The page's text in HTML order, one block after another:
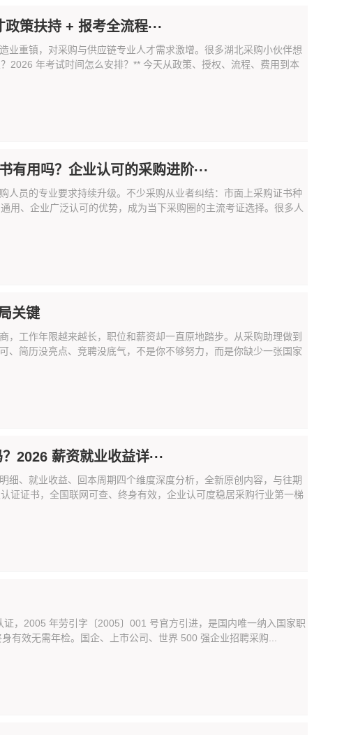
策扶持 + 报考全流程···
重镇，对采购与供应链专业人才需求激增。很多湖北采购小伙伴想
2026 年考试时间怎么安排？** 今天从政策、授权、流程、费用到本
用吗？企业认可的采购进阶···
员的专业要求持续升级。不少采购从业者纠结：市面上采购证书种
用、企业广泛认可的优势，成为当下采购圈的主流考证选择。很多人
关键
工作年限越来越长，职位和薪资却一直原地踏步。从采购助理做到
、简历没亮点、竞聘没底气，不是你不够努力，而是你缺少一张国家
2026 薪资就业收益详···
、就业收益、回本周期四个维度深度分析，全新原创内容，与往期
证证书，全国联网可查、终身有效，企业认可度稳居采购行业第一梯
，2005 年劳引字〔2005〕001 号官方引进，是国内唯一纳入国家职
有效无需年检。国企、上市公司、世界 500 强企业招聘采购...